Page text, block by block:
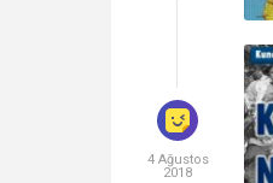
4 Ağustos
2018